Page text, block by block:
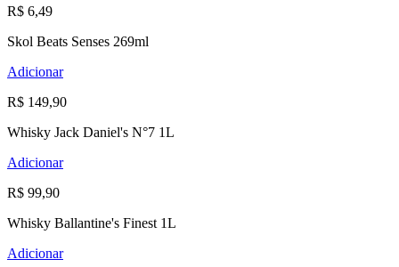
R$ 6,49
Skol Beats Senses 269ml
Adicionar
R$ 149,90
Whisky Jack Daniel's N°7 1L
Adicionar
R$ 99,90
Whisky Ballantine's Finest 1L
Adicionar